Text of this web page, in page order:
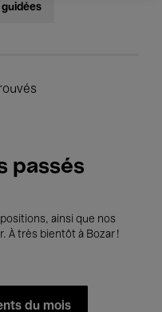
passés
ainsi que nos
À très bientôt à Bozar !
du mois